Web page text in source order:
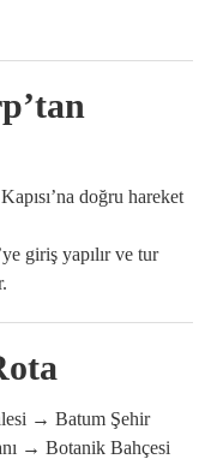
doğru hareket
giriş yapılır ve tur
→ Batum Şehir
→ Botanik Bahçesi